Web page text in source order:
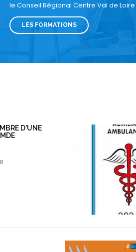
le Conseil Régional Centre Val de Loire
LES FORMATIONS
D'UNE